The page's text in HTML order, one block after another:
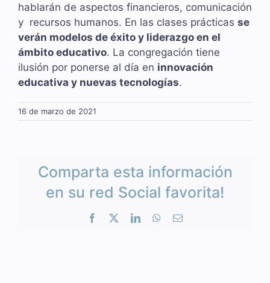
hablarán de aspectos financieros, comunicación
y recursos humanos. En las clases prácticas se
verán modelos de éxito y liderazgo en el
ámbito educativo. La congregación tiene
ilusión por ponerse al día en innovación
educativa y nuevas tecnologías.
16 de marzo de 2021
Comparta esta información
en su red Social favorita!
Facebook LinkedInWhatsApp
Correo